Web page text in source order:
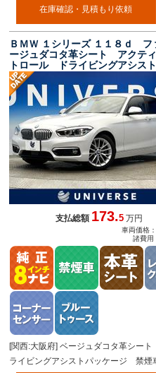
在庫確認・見積もり依頼
ＢＭＷ １シリーズ １１８ｄ フ
ージュダコタ革シート アクテ
トロール ドライビングアシス
ーキングサポートパッケージ
ケージ デュアルオートエアコ
ライト 禁煙車
支払総額173.5 万円
車両価格
諸費用
[関西:大阪府] ベージュダコタ革シー
ライビングアシストパッケージ 禁煙